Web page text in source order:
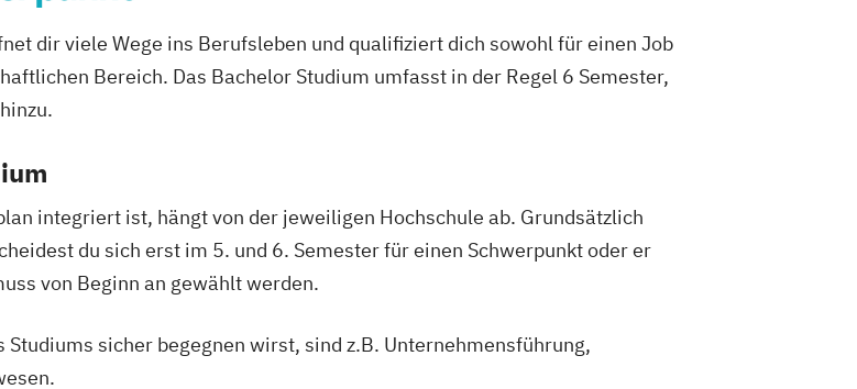
dir viele Wege ins Berufsleben und qualifiziert dich sowohl für einen Job
Bereich. Das Bachelor Studium umfasst in der Regel 6 Semester,
integriert ist, hängt von der jeweiligen Hochschule ab. Grundsätzlich
du sich erst im 5. und 6. Semester für einen Schwerpunkt oder er
von Beginn an gewählt werden.
sicher begegnen wirst, sind z.B. Unternehmensführung,